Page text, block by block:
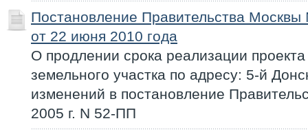
Постановление Правительства
от 22 июня 2010 года
О продлении срока реализации
земельного участка по адресу: 5-й
изменений в постановление
2005 г. N 52-ПП